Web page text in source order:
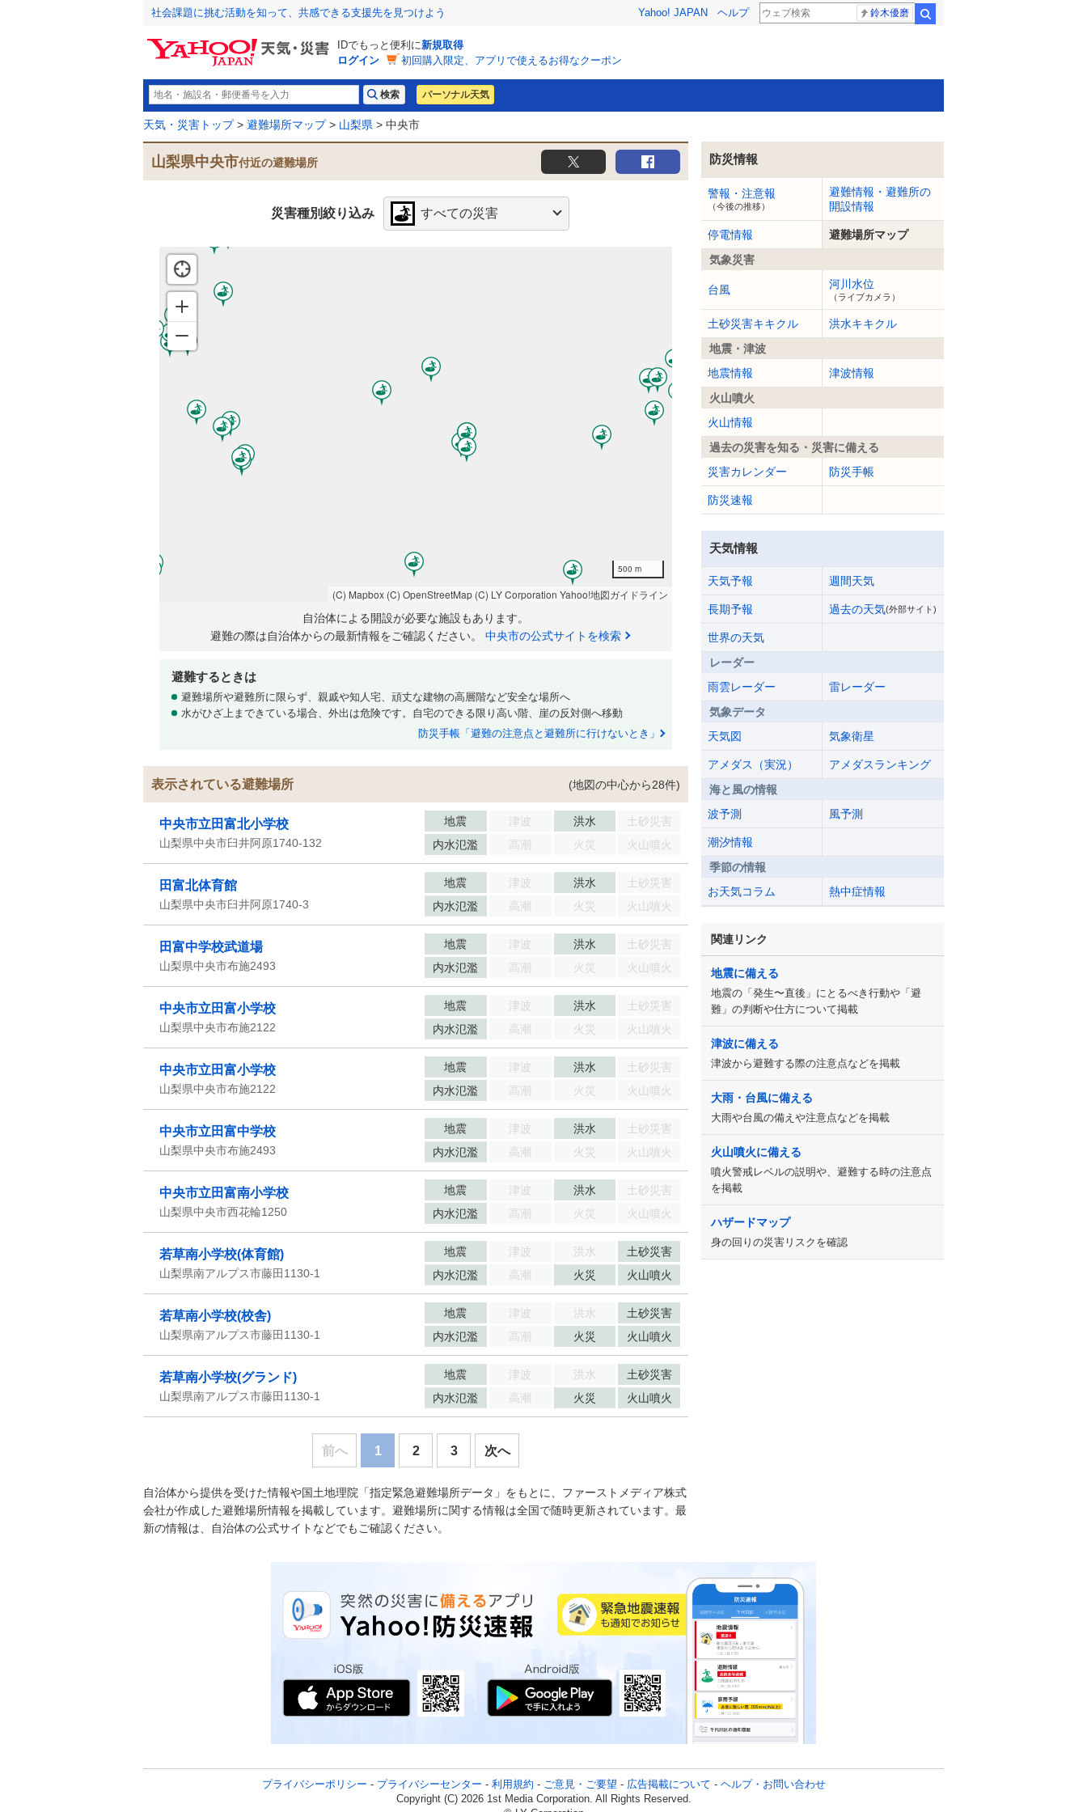
社会課題に挑む活動を知って、共感できる支援先を見つけよう Yahoo! JAPAN ヘルプ 鈴木優磨
IDでもっと便利に新規取得
ログイン
初回購入限定、アプリで使えるお得なクーポン
パーソナル天気
天気・災害トップ> 避難場所マップ> 山梨県 > 中央市
山梨県中央市付近の避難場所
災害種別絞り込み すべての災害
500 m
(C) Mapbox (C) OpenStreetMap (C) LY Corporation Yahoo!地図ガイドライン
自治体による開設が必要な施設もあります。
避難の際は自治体からの最新情報をご確認ください。 中央市の公式サイトを検索
避難するときは
避難場所や避難所に限らず、親戚や知人宅、頑丈な建物の高層階など安全な場所へ
水がひざ上まできている場合、外出は危険です。自宅のできる限り高い階、崖の反対側へ移動
防災手帳「避難の注意点と避難所に行けないとき」
表示されている避難場所 (地図の中心から28件)
中央市立田富北小学校
山梨県中央市臼井阿原1740-132
地震 津波 洪水
土砂災害
内水氾濫
高潮 火災 火山噴火
田富北体育館
山梨県中央市臼井阿原1740-3
地震 津波 洪水
土砂災害
内水氾濫
高潮 火災 火山噴火
田富中学校武道場
山梨県中央市布施2493
地震 津波 洪水
土砂災害
内水氾濫
高潮 火災 火山噴火
中央市立田富小学校
山梨県中央市布施2122
地震 津波 洪水
土砂災害
内水氾濫
高潮 火災 火山噴火
中央市立田富小学校
山梨県中央市布施2122
地震 津波 洪水
土砂災害
内水氾濫
高潮 火災 火山噴火
中央市立田富中学校
山梨県中央市布施2493
地震 津波 洪水
土砂災害
内水氾濫
高潮 火災 火山噴火
中央市立田富南小学校
山梨県中央市西花輪1250
地震 津波 洪水
土砂災害
内水氾濫
高潮 火災 火山噴火
若草南小学校(体育館)
山梨県南アルプス市藤田1130-1
地震 津波 洪水
土砂災害
内水氾濫
高潮 火災 火山噴火
若草南小学校(校舎)
山梨県南アルプス市藤田1130-1
地震 津波 洪水
土砂災害
内水氾濫
高潮 火災 火山噴火
若草南小学校(グランド)
山梨県南アルプス市藤田1130-1
地震 津波 洪水
土砂災害
内水氾濫
高潮 火災 火山噴火
前へ 1 2 3 次へ
自治体から提供を受けた情報や国土地理院「指定緊急避難場所データ」をもとに、ファーストメディア株式
会社が作成した避難場所情報を掲載しています。避難場所に関する情報は全国で随時更新されています。最
新の情報は、自治体の公式サイトなどでもご確認ください。
防災情報
警報・注意報
（今後の推移）
避難情報・避難所の
開設情報
停電情報
避難場所マップ
気象災害
台風 河川水位
（ライブカメラ）
土砂災害キキクル
洪水キキクル
地震・津波
地震情報
津波情報
火山噴火
火山情報
過去の災害を知る・災害に備える
災害カレンダー
防災手帳
防災速報
天気情報
天気予報 週間天気
長期予報 過去の天気(外部サイト)
世界の天気
レーダー
雨雲レーダー
雷レーダー
気象データ
天気図
気象衛星
アメダス（実況）
アメダスランキング
海と風の情報
波予測
風予測
潮汐情報
季節の情報
お天気コラム
熱中症情報
関連リンク
地震に備える
地震の「発生〜直後」にとるべき行動や「避
難」の判断や仕方について掲載
津波に備える
津波から避難する際の注意点などを掲載
大雨・台風に備える
大雨や台風の備えや注意点などを掲載
火山噴火に備える
噴火警戒レベルの説明や、避難する時の注意点
を掲載
ハザードマップ
身の回りの災害リスクを確認
プライバシーポリシー - プライバシーセンター - 利用規約 - ご意見・ご要望 - 広告掲載について - ヘルプ・お問い合わせ
Copyright (C) 2026 1st Media Corporation. All Rights Reserved.